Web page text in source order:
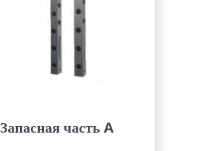
Запасная часть A